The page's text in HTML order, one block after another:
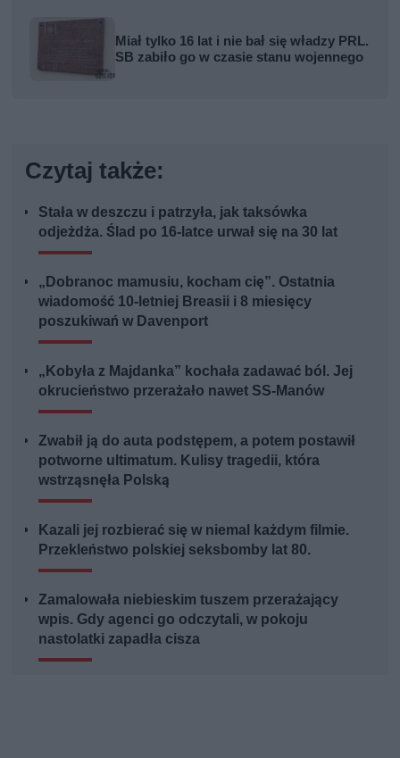
Miał tylko 16 lat i nie bał się władzy PRL.
SB zabiło go w czasie stanu wojennego
Czytaj także:
Stała w deszczu i patrzyła, jak taksówka
odjeżdża. Ślad po 16-latce urwał się na 30 lat
„Dobranoc mamusiu, kocham cię”. Ostatnia
wiadomość 10-letniej Breasii i 8 miesięcy
poszukiwań w Davenport
„Kobyła z Majdanka” kochała zadawać ból. Jej
okrucieństwo przerażało nawet SS-Manów
Zwabił ją do auta podstępem, a potem postawił
potworne ultimatum. Kulisy tragedii, która
wstrząsnęła Polską
Kazali jej rozbierać się w niemal każdym filmie.
Przekleństwo polskiej seksbomby lat 80.
Zamalowała niebieskim tuszem przerażający
wpis. Gdy agenci go odczytali, w pokoju
nastolatki zapadła cisza